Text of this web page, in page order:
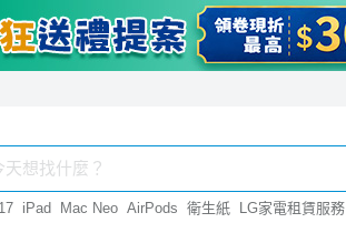
iPad Mac Neo AirPods 衛生紙 LG家電租賃服務